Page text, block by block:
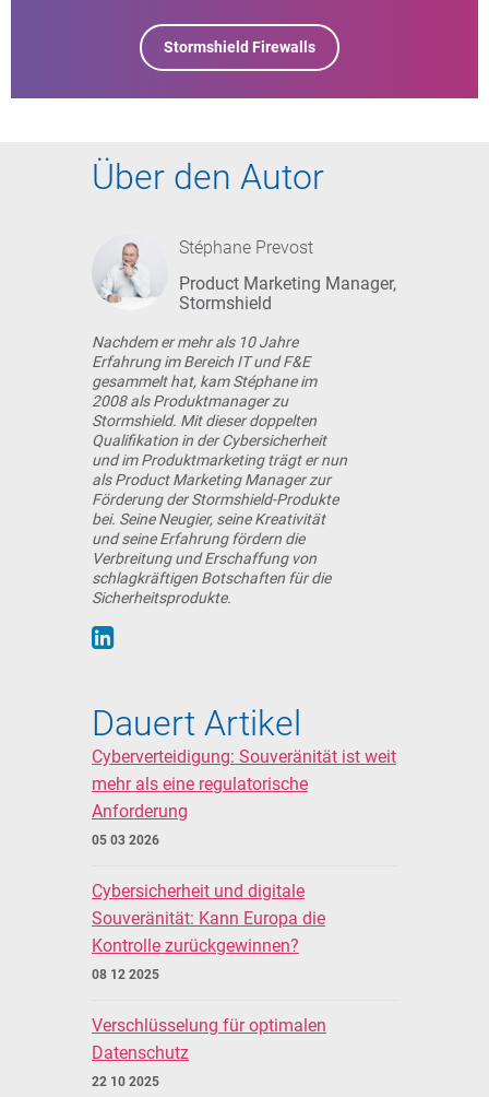
Stormshield Firewalls
Über den Autor
Stéphane Prevost
Product Marketing Manager,
Stormshield
Nachdem er mehr als 10 Jahre
Erfahrung im Bereich IT und F&E
gesammelt hat, kam Stéphane im
2008 als Produktmanager zu
Stormshield. Mit dieser doppelten
Qualifikation in der Cybersicherheit
und im Produktmarketing trägt er nun
als Product Marketing Manager zur
Förderung der Stormshield-Produkte
bei. Seine Neugier, seine Kreativität
und seine Erfahrung fördern die
Verbreitung und Erschaffung von
schlagkräftigen Botschaften für die
Sicherheitsprodukte.
Dauert Artikel
Cyberverteidigung: Souveränität ist weit
mehr als eine regulatorische
Anforderung
05 03 2026
Cybersicherheit und digitale
Souveränität: Kann Europa die
Kontrolle zurückgewinnen?
08 12 2025
Verschlüsselung für optimalen
Datenschutz
22 10 2025